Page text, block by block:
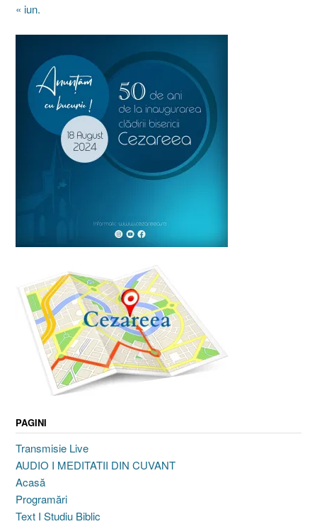
« iun.
PAGINI
Transmisie Live
AUDIO I MEDITATII DIN CUVANT
Acasă
Programări
Text I Studiu Biblic